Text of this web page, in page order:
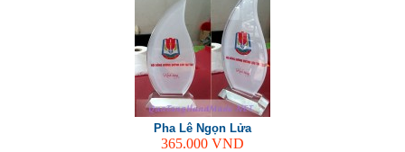
Pha Lê Ngọn Lửa
365.000 VND